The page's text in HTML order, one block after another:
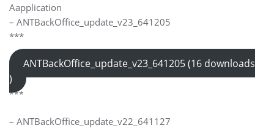
Aapplication
– ANTBackOffice_update_v23_641205
***
ANTBackOffice_update_v23_641205 (16 downloads
)
***
– ANTBackOffice_update_v22_641127